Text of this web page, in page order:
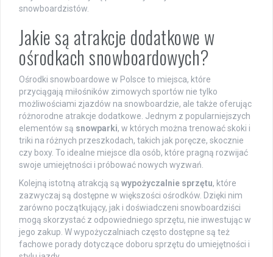
snowboardzistów.
Jakie są atrakcje dodatkowe w
ośrodkach snowboardowych?
Ośrodki snowboardowe w Polsce to miejsca, które
przyciągają miłośników zimowych sportów nie tylko
możliwościami zjazdów na snowboardzie, ale także oferując
różnorodne atrakcje dodatkowe. Jednym z popularniejszych
elementów są snowparki, w których można trenować skoki i
triki na różnych przeszkodach, takich jak poręcze, skocznie
czy boxy. To idealne miejsce dla osób, które pragną rozwijać
swoje umiejętności i próbować nowych wyzwań.
Kolejną istotną atrakcją są wypożyczalnie sprzętu, które
zazwyczaj są dostępne w większości ośrodków. Dzięki nim
zarówno początkujący, jak i doświadczeni snowboardziści
mogą skorzystać z odpowiedniego sprzętu, nie inwestując w
jego zakup. W wypożyczalniach często dostępne są też
fachowe porady dotyczące doboru sprzętu do umiejętności i